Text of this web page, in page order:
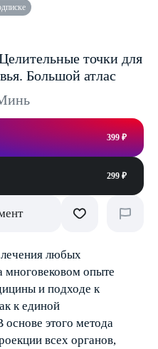
точки для
Большой атлас
399 ₽
299 ₽
любых
многовековом опыте
и подходе к
к единой
основе этого метода
всех органов,